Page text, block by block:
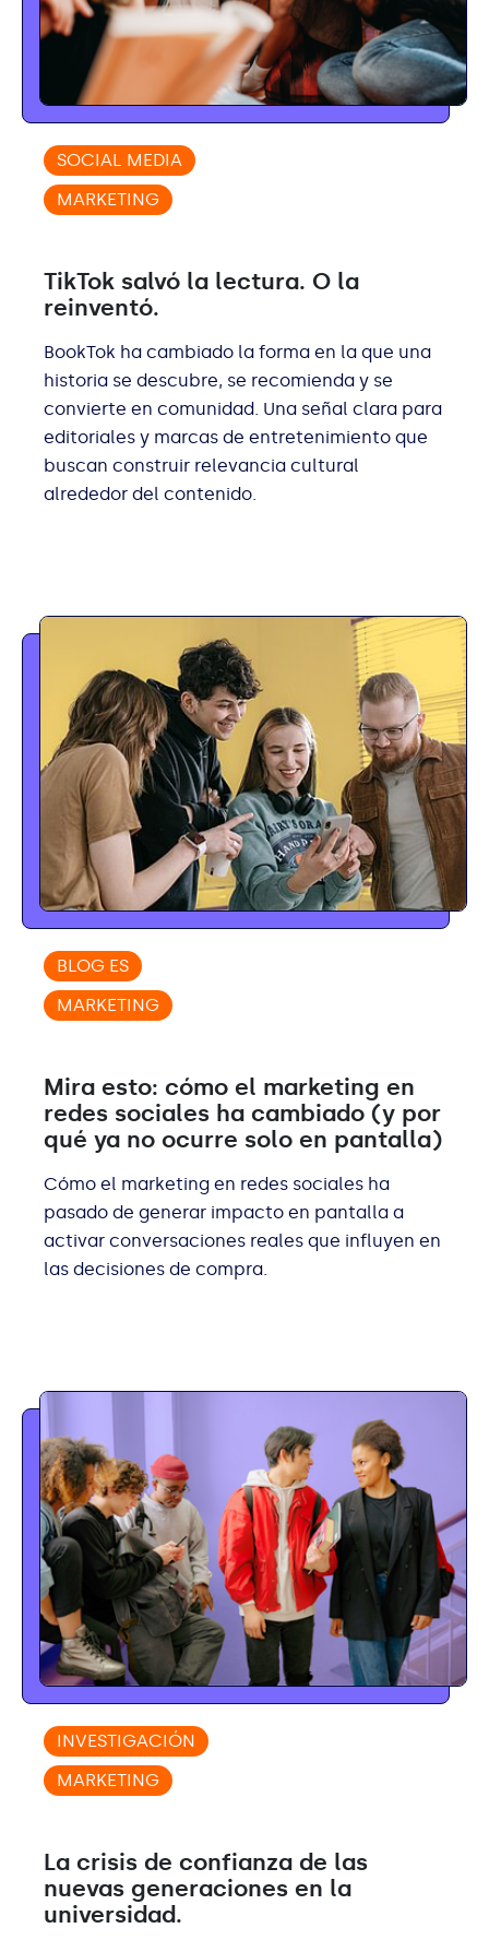
SOCIAL MEDIA
MARKETING
TikTok salvó la lectura. O la
reinventó.
BookTok ha cambiado la forma en la que una
historia se descubre, se recomienda y se
convierte en comunidad. Una señal clara para
editoriales y marcas de entretenimiento que
buscan construir relevancia cultural
alrededor del contenido.
BLOG ES
MARKETING
Mira esto: cómo el marketing en
redes sociales ha cambiado (y por
qué ya no ocurre solo en pantalla)
Cómo el marketing en redes sociales ha
pasado de generar impacto en pantalla a
activar conversaciones reales que influyen en
las decisiones de compra.
INVESTIGACIÓN
MARKETING
La crisis de confianza de las
nuevas generaciones en la
universidad.